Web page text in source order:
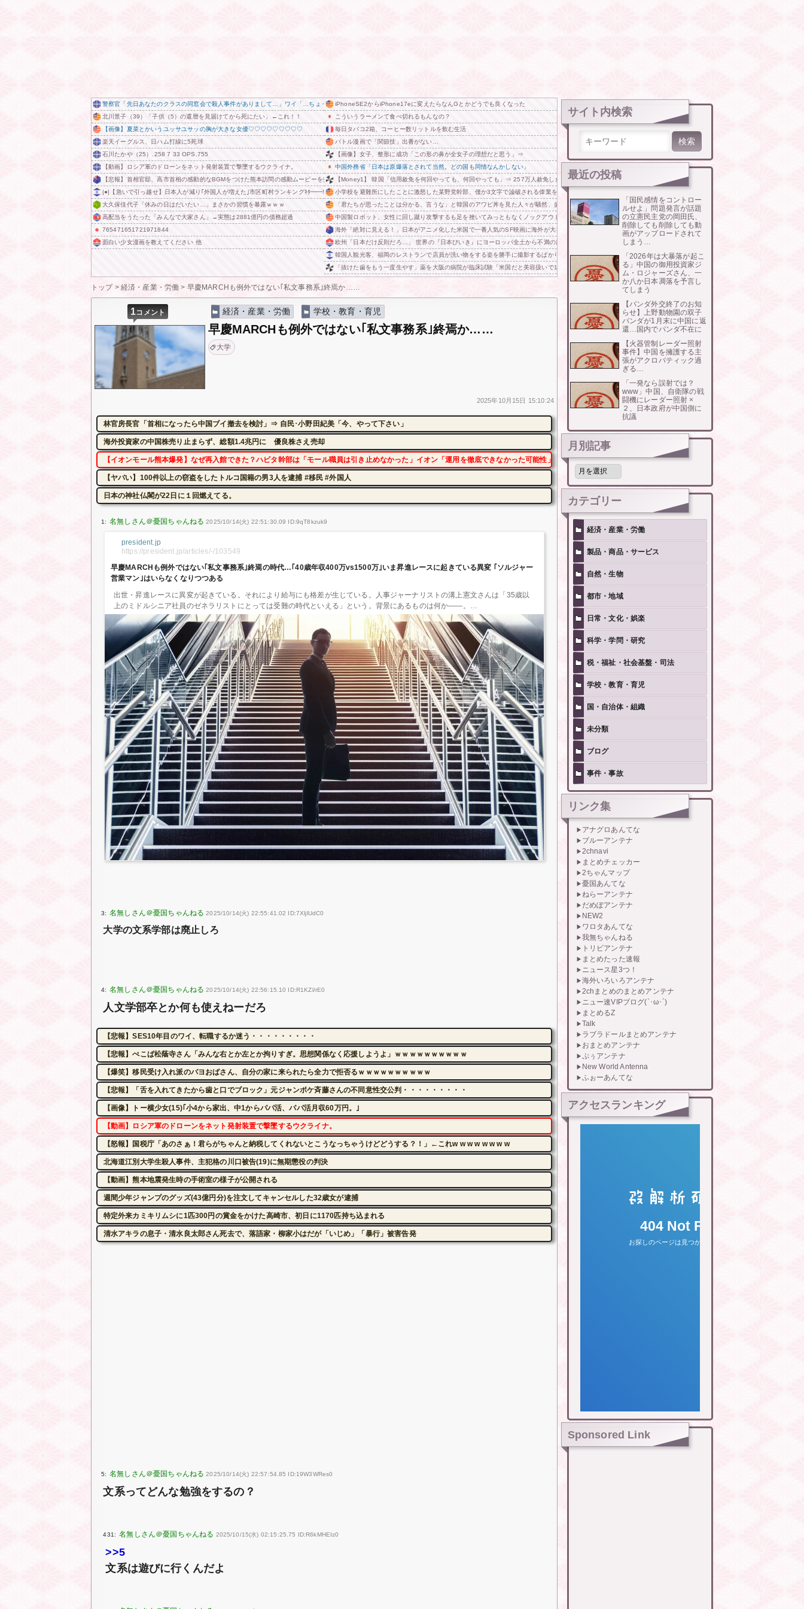
警察官「先日あなたのクラスの同窓会で殺人事件がありまして…」ワイ「…ちょっと待ってください…」⇒！
北川景子（39）「子供（5）の還暦を見届けてから死にたい」←これ！！
【画像】夏菜とかいうユッサユサッの胸が大きな女優♡♡♡♡♡♡♡♡♡
楽天イーグルス、日ハム打線に5死球
石川たかや（25）.258 7 33 OPS.755
【動画】ロシア軍のドローンをネット発射装置で撃墜するウクライナ。
【悲報】首相官邸、高市首相の感動的なBGMをつけた熊本訪問の感動ムービーを投稿
|●|【急いで引っ越せ】日本人が減り｢外国人が増えた｣市区町村ランキングｷﾀ━━!
大久保佳代子「休みの日はだいたい…」まさかの習慣を暴露ｗｗｗ
高配当をうたった「みんなで大家さん」→実態は2881億円の債務超過
765471651721971844
面白い少女漫画を教えてください 他
iPhoneSE2からiPhone17eに変えたらなんGとかどうでも良くなった
こういうラーメンて食べ切れるもんなの？
毎日タバコ2箱、コーヒー数リットルを飲む生活
バトル漫画で「関節技」出番がない…
【画像】女子、整形に成功「この形の鼻が全女子の理想だと思う」⇒
中国外務省「日本は原爆落とされて当然。どの国も同情なんかしない」
【Money1】 韓国「信用赦免を何回やっても、何回やっても」⇒ 257万人赦免したのに60万人がまた延滞者に転落！
小学校を避難所にしたことに激怒した某野党幹部、僅か3文字で論破される偉業を達成してしまい……
「君たちが思ったことは分かる、言うな」と韓国のアワビ丼を見た人々が騒然、盛り付けって大事だということがひと目で理解できてしまう……
中国製ロボット、女性に回し蹴り攻撃するも足を挫いてみっともなくノックアウト。お亡くなりに
海外「絶対に見える！」日本がアニメ化した米国で一番人気のSF映画に海外が大喜び
欧州「日本だけ反則だろ…」 世界の『日本びいき』にヨーロッパ全土から不満の声
韓国人観光客、福岡のレストランで店員が洗い物をする姿を勝手に撮影するばかりか、日本は不潔な国みたいにSNSで拡散！
「抜けた歯をもう一度生やす」薬を大阪の病院が臨床試験「米国だと美容扱いで10倍取られる」【海外の反応】
トップ> 経済・産業・労働 > 早慶MARCHも例外ではない｢私文事務系｣終焉か……
1コメント 経済・産業・労働 学校・教育・育児
早慶MARCHも例外ではない｢私文事務系｣終焉か……
大学
2025年10月15日 15:10:24
林官房長官「首相になったら中国ブイ撤去を検討」⇒ 自民･小野田紀美「今、やって下さい」
海外投資家の中国株売り止まらず、総額1.4兆円に 優良株さえ売却
【イオンモール熊本爆発】なぜ再入館できた？ハビタ幹部は「モール職員は引き止めなかった」イオン「運用を徹底できなかった可能性」
【ヤバい】100件以上の窃盗をしたトルコ国籍の男3人を逮捕 #移民 #外国人
日本の神社仏閣が22日に１回燃えてる。
1: 2025/10/14(火) 22:51:30.09 ID:9qT8kzuk9
president.jp
https://president.jp/articles/-/103549
早慶MARCHも例外ではない｢私文事務系｣終焉の時代…｢40歳年収400万vs1500万｣いま昇進レースに起きている異変 ｢ソルジャー
営業マン｣はいらなくなりつつある
出世・昇進レースに異変が起きている。それにより給与にも格差が生じている。人事ジャーナリストの溝上憲文さんは「35歳以
上のミドルシニア社員のゼネラリストにとっては受難の時代といえる」という。背景にあるものは何か――。
3: 2025/10/14(火) 22:55:41.02 ID:7XljlUdC0
大学の文系学部は廃止しろ
4: 2025/10/14(火) 22:56:15.10 ID:R1KZl/rE0
人文学部卒とか何も使えねーだろ
【悲報】SES10年目のワイ、転職するか迷う・・・・・・・・・
【悲報】ぺこぱ松蔭寺さん「みんな右とか左とか拘りすぎ。思想関係なく応援しようよ」ｗｗｗｗｗｗｗｗｗｗ
【爆笑】移民受け入れ派のパヨおばさん、自分の家に来られたら全力で拒否るｗｗｗｗｗｗｗｗｗｗ
【悲報】「舌を入れてきたから歯と口でブロック」元ジャンポケ斉藤さんの不同意性交公判・・・・・・・・・
【画像】トー横少女(15)｢小4から家出、中1からパパ活、パパ活月収60万円。｣
【動画】ロシア軍のドローンをネット発射装置で撃墜するウクライナ。
【怒報】国税庁「あのさぁ！君らがちゃんと納税してくれないとこうなっちゃうけどどうする？！」←これw w w w w w w w
北海道江別大学生殺人事件、主犯格の川口被告(19)に無期懲役の判決
【動画】熊本地震発生時の手術室の様子が公開される
週間少年ジャンプのグッズ(43億円分)を注文してキャンセルした32歳女が逮捕
特定外来カミキリムシに1匹300円の賞金をかけた高崎市、初日に1170匹持ち込まれる
清水アキラの息子・清水良太郎さん死去で、落語家・柳家小はだが「いじめ」「暴行」被害告発
5: 2025/10/14(火) 22:57:54.85 ID:19W3WRes0
文系ってどんな勉強をするの？
431: 2025/10/15(水) 02:15:25.75 ID:R6kMHEIz0
>>5
文系は遊びに行くんだよ
サイト内検索
最近の投稿
「国民感情をコントロー
ルせよ」問題発言が話題
の立憲民主党の岡田氏、
削除しても削除しても動
画がアップロードされて
しまう…
「2026年は大暴落が起こ
る」中国の御用投資家ジ
ム・ロジャーズさん、一
か八か日本凋落を予言し
てしまう
【パンダ外交終了のお知
らせ】上野動物園の双子
パンダが1月末に中国に返
還…国内でパンダ不在に
【火器管制レーダー照射
事件】中国を擁護する主
張がアクロバティック過
ぎる…
「一発なら誤射では？
www」中国、自衛隊の戦
闘機にレーダー照射 ×
２、日本政府が中国側に
抗議
月別記事
月
記
事
カテゴリー
経済・産業・労働
製品・商品・サービス
自然・生物
都市・地域
日常・文化・娯楽
科学・学問・研究
税・福祉・社会基盤・司法
学校・教育・育児
国・自治体・組織
未分類
ブログ
事件・事故
リンク集
アナグロあんてな
ブルーアンテナ
2chnavi
まとめチェッカー
2ちゃんマップ
憂国あんてな
ねらーアンテナ
だめぽアンテナ
NEW2
ワロタあんてな
我無ちゃんねる
トリビアンテナ
まとめたった速報
ニュース星3つ！
海外いろいろアンテナ
2chまとめのまとめアンテナ
ニュー速VIPブログ(`･ω･´)
まとめるZ
Talk
ラブラドールまとめアンテナ
おまとめアンテナ
ぷぅアンテナ
New World Antenna
ふぉーあんてな
アクセスランキング
Sponsored Link